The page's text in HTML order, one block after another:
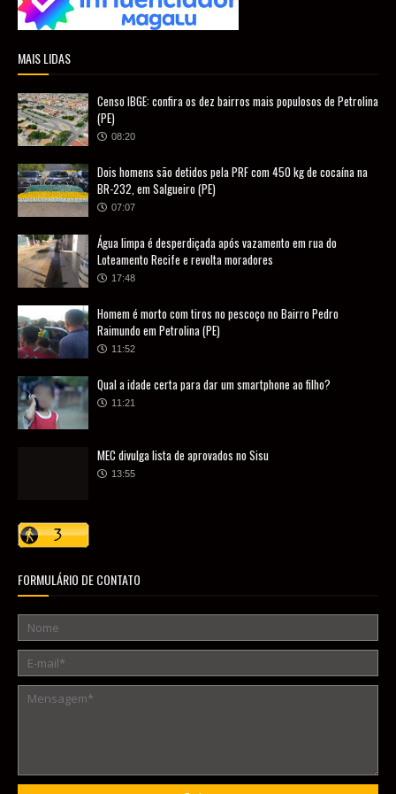
MAIS LIDAS
Censo IBGE: confira os dez bairros mais populosos de Petrolina
(PE)
08:20
Dois homens são detidos pela PRF com 450 kg de cocaína na
BR-232, em Salgueiro (PE)
07:07
Água limpa é desperdiçada após vazamento em rua do
Loteamento Recife e revolta moradores
17:48
Homem é morto com tiros no pescoço no Bairro Pedro
Raimundo em Petrolina (PE)
11:52
Qual a idade certa para dar um smartphone ao filho?
11:21
MEC divulga lista de aprovados no Sisu
13:55
FORMULÁRIO DE CONTATO